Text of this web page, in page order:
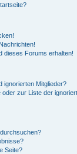
dieses Forums erhalten!
ignorierten Mitglieder?
zur Liste der
Seite?